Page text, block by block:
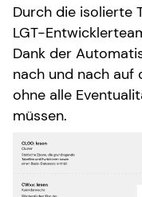
Durch die isolierte
LGT-
Dank der
nach und nach auf
ohne alle
müssen.